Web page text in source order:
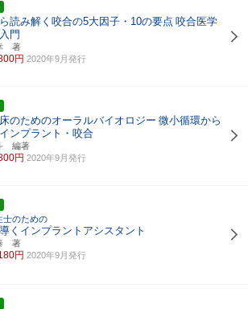
読み解く咬合の5大因子・10の要点 咬合医学
門
著
円 2020年9月発行
のためのオーラルバイオロジー 微小循環から
ンプラント・咬合
編著
円 2020年9月発行
士のための
くインプラントアシスタント
著
円 2020年9月発行